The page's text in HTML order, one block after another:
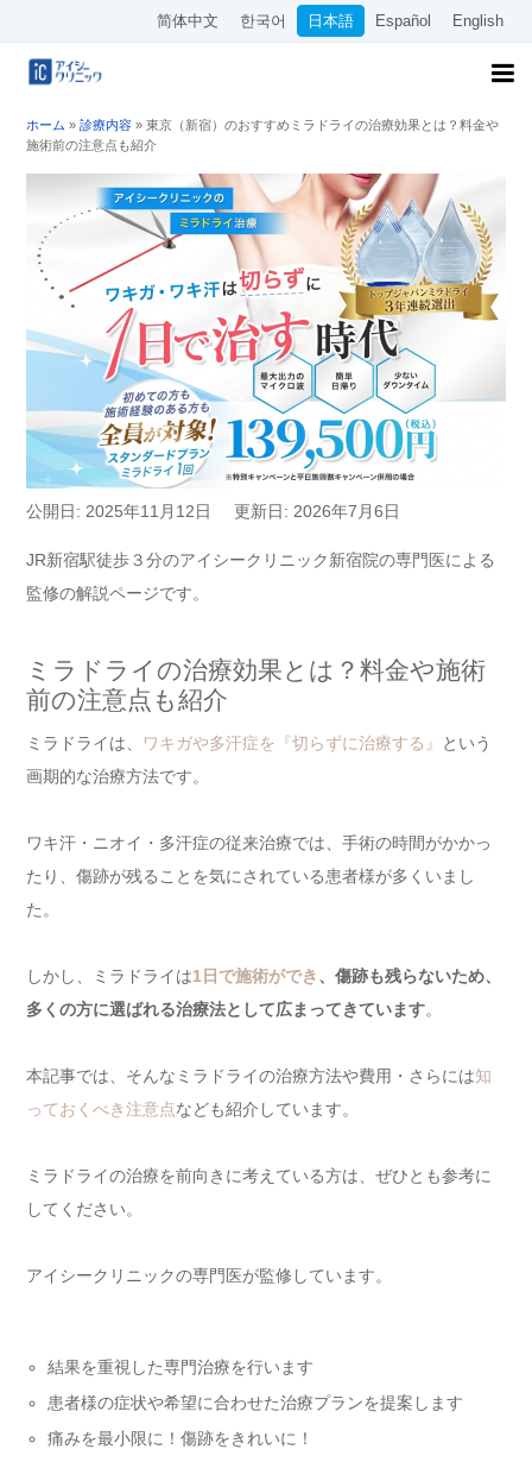
简体中文 한국어 日本語 Español English
ホーム » 診療内容 » 東京（新宿）のおすすめミラドライの治療効果とは？料金や
施術前の注意点も紹介
公開日: 2025年11月12日 更新日: 2026年7月6日
JR新宿駅徒歩３分のアイシークリニック新宿院の専門医による
監修の解説ページです。
ミラドライの治療効果とは？料金や施術
前の注意点も紹介
ミラドライは、 ワキガや多汗症を『切らずに治療する』
という
画期的な治療方法です。
ワキ汗・ニオイ・多汗症の従来治療では、手術の時間がかかっ
たり、傷跡が残ることを気にされている患者様が多くいまし
た。
しかし、ミラドライは1日で施術ができ、傷跡も残らないため、
多くの方に選ばれる治療法として広まってきています。
本記事では、そんなミラドライの治療方法や費用・さらには知
っておくべき注意点なども紹介しています。
ミラドライの治療を前向きに考えている方は、ぜひとも参考に
してください。
アイシークリニックの専門医が監修しています。
結果を重視した専門治療を行います
患者様の症状や希望に合わせた治療プランを提案します
痛みを最小限に！傷跡をきれいに！